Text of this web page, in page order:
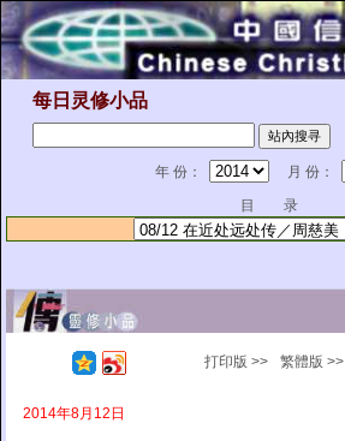
每日灵修小品
年 份：
月 份：
目 录
打印版 >>
繁體版 >>
2014年8月12日